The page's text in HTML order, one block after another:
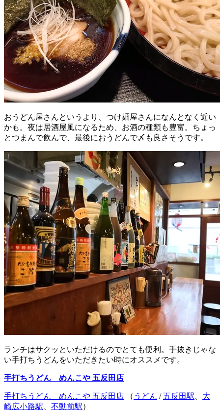
おうどん屋さんというより、つけ麺屋さんになんとなく近い
かも。夜は居酒屋風になるため、お酒の種類も豊富。ちょっ
とつまんで飲んで、最後におうどんで〆も良さそうです。
ランチはサクッといただけるのでとても便利。手抜きじゃな
い手打ちうどんをいただきたい時にオススメです。
手打ちうどん めんこや 五反田店
手打ちうどん めんこや 五反田店 （ うどん / 五反田駅
大
崎広小路駅
不動前駅）